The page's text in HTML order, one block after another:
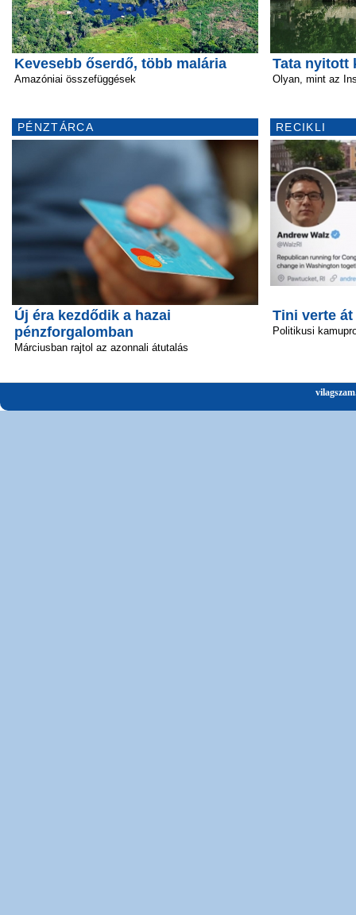
Kevesebb őserdő, több malária
Amazóniai összefüggések
PÉNZTÁRCA
Új éra kezdődik a hazai
pénzforgalomban
Márciusban rajtol az azonnali átutalás
Tata nyitott
Olyan, mint az
RECIKLI
Tini verte
Politikusi